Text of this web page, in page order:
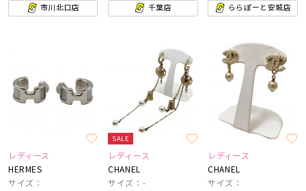
市川北口店
千葉店
ららぽーと安城店
レディース
HERMES
サイズ：
SALE
レディース
CHANEL
サイズ：-
レディース
CHANEL
サイズ：